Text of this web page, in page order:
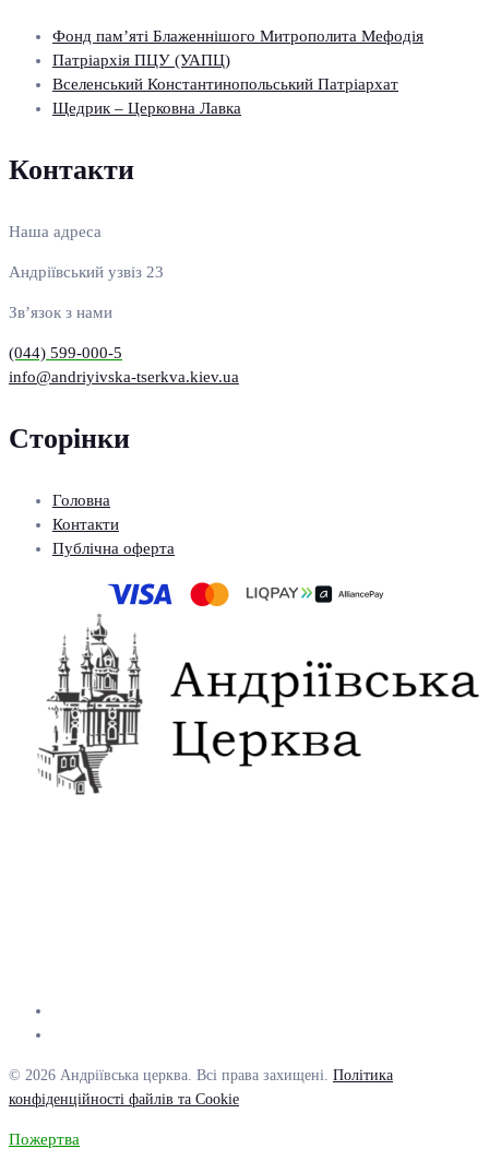
Фонд пам’яті Блаженнішого Митрополита Мефодія
Патріархія ПЦУ (УАПЦ)
Вселенський Константинопольський Патріархат
Щедрик – Церковна Лавка
Контакти
Наша адреса
Андріївський узвіз 23
Зв’язок з нами
(044) 599-000-5
info@andriyivska-tserkva.kiev.ua
Сторінки
Головна
Контакти
Публічна оферта
© 2026 Андріївська церква. Всі права захищені. Політика
конфіденційності файлів та Cookie
Пожертва